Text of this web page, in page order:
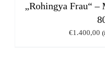
„Rohingya Frau“ –
€1.400,00